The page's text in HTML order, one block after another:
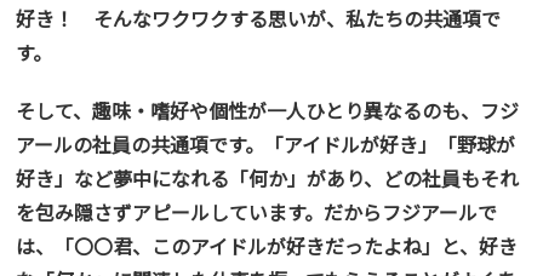
好き！ そんなワクワクする思いが、私たちの共通項で
す。
そして、趣味・嗜好や個性が一人ひとり異なるのも、フジ
アールの社員の共通項です。「アイドルが好き」「野球が
好き」など夢中になれる「何か」があり、どの社員もそれ
を包み隠さずアピールしています。だからフジアールで
は、「〇〇君、このアイドルが好きだったよね」と、好き